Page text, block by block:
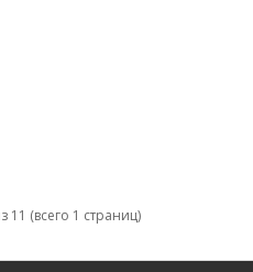
11 (всего 1 страниц)